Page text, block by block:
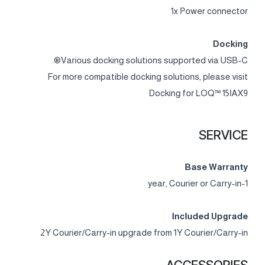
1x Power connector
Docking
Various docking solutions supported via USB-C®.
For more compatible docking solutions, please visit
Docking for LOQ™ 15IAX9
SERVICE
Base Warranty
1-year, Courier or Carry-in
Included Upgrade
2Y Courier/Carry-in upgrade from 1Y Courier/Carry-in